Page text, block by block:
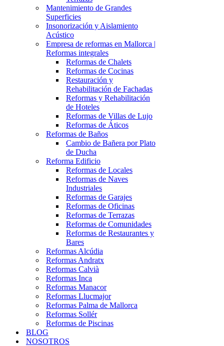
Mantenimiento de Grandes
Superficies
Insonorización y Aislamiento
Acústico
Empresa de reformas en Mallorca |
Reformas integrales
Reformas de Chalets
Reformas de Cocinas
Restauración y
Rehabilitación de Fachadas
Reformas y Rehabilitación
de Hoteles
Reformas de Villas de Lujo
Reformas de Áticos
Reformas de Baños
Cambio de Bañera por Plato
de Ducha
Reforma Edificio
Reformas de Locales
Reformas de Naves
Industriales
Reformas de Garajes
Reformas de Oficinas
Reformas de Terrazas
Reformas de Comunidades
Reformas de Restaurantes y
Bares
Reformas Alcúdia
Reformas Andratx
Reformas Calvià
Reformas Inca
Reformas Manacor
Reformas Llucmajor
Reformas Palma de Mallorca
Reformas Sollér
Reformas de Piscinas
BLOG
NOSOTROS